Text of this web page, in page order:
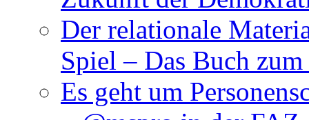
Der relationale
Spiel – Das Buch
Es geht um